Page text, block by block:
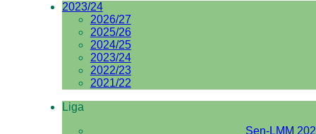
2023/24
2026/27
2025/26
2024/25
2023/24
2022/23
2021/22
Liga
Sen-LMM